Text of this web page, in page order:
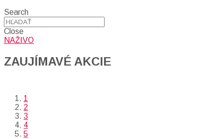
Search
Close
NAŽIVO
ZAUJÍMAVÉ AKCIE​
1
2
3
4
5